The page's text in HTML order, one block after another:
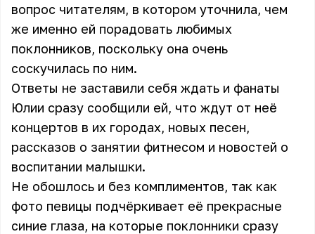
вопрос читателям, в котором уточнила, чем
же именно ей порадовать любимых
поклонников, поскольку она очень
соскучилась по ним.
Ответы не заставили себя ждать и фанаты
Юлии сразу сообщили ей, что ждут от неё
концертов в их городах, новых песен,
рассказов о занятии фитнесом и новостей о
воспитании малышки.
Не обошлось и без комплиментов, так как
фото певицы подчёркивает её прекрасные
синие глаза, на которые поклонники сразу